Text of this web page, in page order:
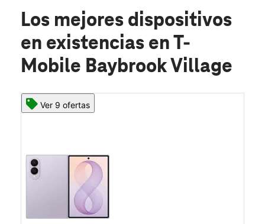
Los mejores dispositivos
en existencias en T-
Mobile Baybrook Village
Ver 9 ofertas